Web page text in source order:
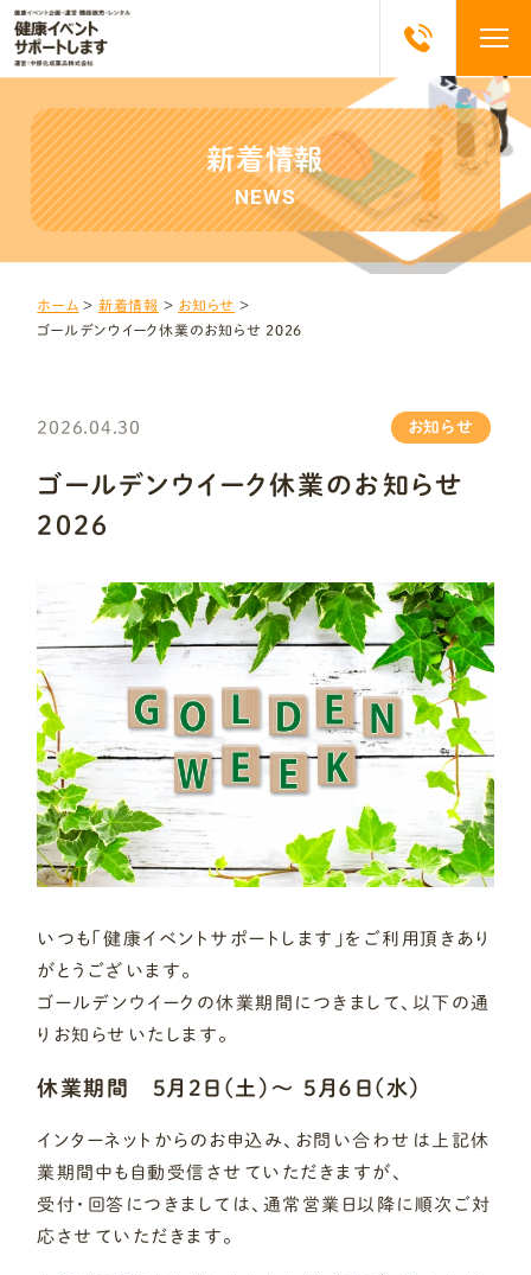
新着情報
NEWS
ホーム ＞ 新着情報 ＞ お知らせ ＞
ゴールデンウイーク休業のお知らせ 2026
2026.04.30 お知らせ
ゴールデンウイーク休業のお知らせ
2026
いつも「健康イベントサポートします」をご利用頂きあり
がとうございます。
ゴールデンウイークの休業期間につきまして、以下の通
りお知らせいたします。
休業期間 5月2日（土）〜 5月６日（水）
インターネットからのお申込み、お問い合わせは上記休
業期間中も自動受信させていただきますが、
受付・回答につきましては、通常営業日以降に順次ご対
応させていただきます。